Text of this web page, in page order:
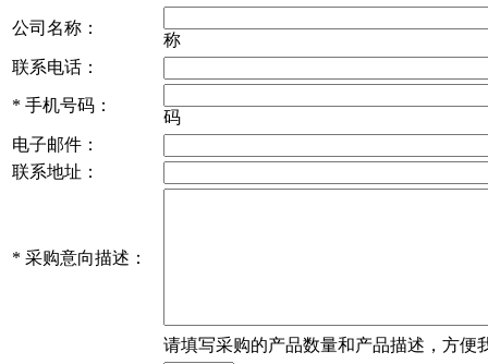
公司名称：
称
联系电话：
* 手机号码：
码
电子邮件：
联系地址：
* 采购意向描述：
请填写采购的产品数量和产品描述，方便